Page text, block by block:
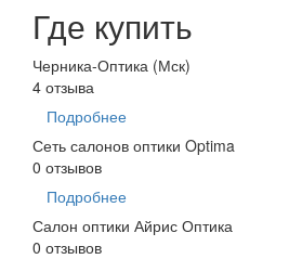
Где купить
Черника-Оптика (Мск)
4 отзыва
Подробнее
Сеть салонов оптики Optima
0 отзывов
Подробнее
Салон оптики Айрис Оптика
0 отзывов